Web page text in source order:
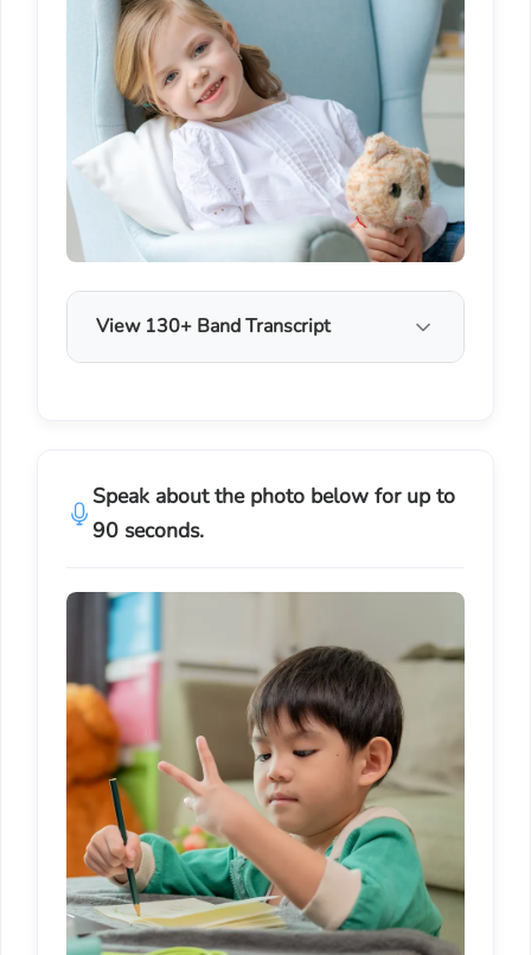
View 130+ Band Transcript
Speak about the photo below for up to
90 seconds.